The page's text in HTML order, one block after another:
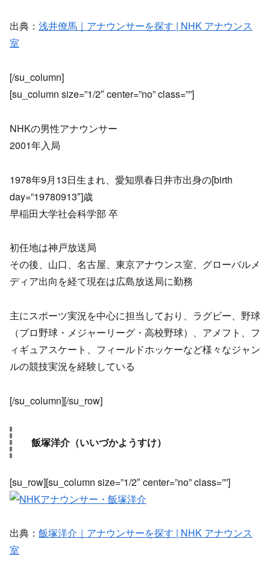
出典： 浅井僚馬｜アナウンサーを探す | NHK アナウンス
室
[/su_column]
[su_column size=”1/2″ center=”no” class=””]
NHKの男性アナウンサー
2001年入局
1978年9月13日生まれ、愛知県春日井市出身の[birth
day=”19780913″]歳
早稲田大学社会科学部 卒
初任地は神戸放送局
その後、山口、名古屋、東京アナウンス室、グローバルメ
ディア出向を経て現在は広島放送局に勤務
主にスポーツ実況を中心に担当しており、ラグビー、野球
（プロ野球・メジャーリーグ・高校野球）、アメフト、フ
ィギュアスケート、フィールドホッケーなど様々なジャン
ルの競技実況を経験している
[/su_column][/su_row]
飯塚洋介（いいづかようすけ）
[su_row][su_column size=”1/2″ center=”no” class=””]
出典： 飯塚洋介｜アナウンサーを探す | NHK アナウンス
室